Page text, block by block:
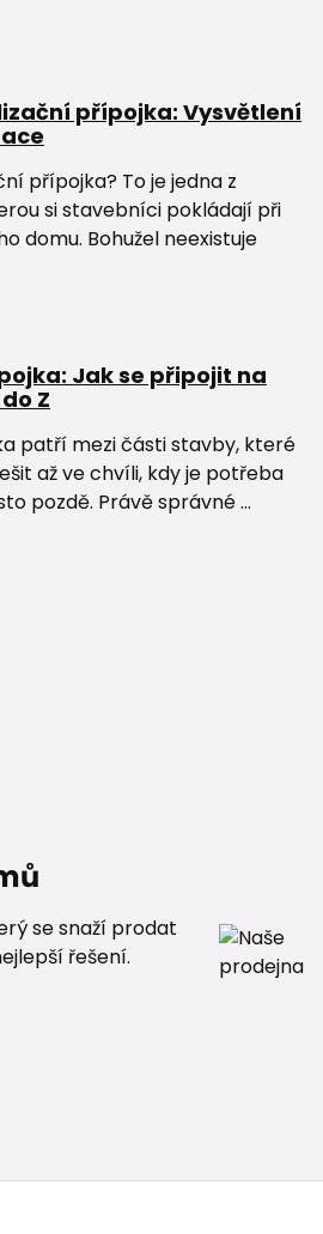
přípojka: Vysvětlení
přípojka? To je jedna z
si stavebníci pokládají při
domu. Bohužel neexistuje
Jak se připojit na
Z
patří mezi části stavby, které
až ve chvíli, kdy je potřeba
pozdě. Právě správné ...
se snaží prodat
řešení.